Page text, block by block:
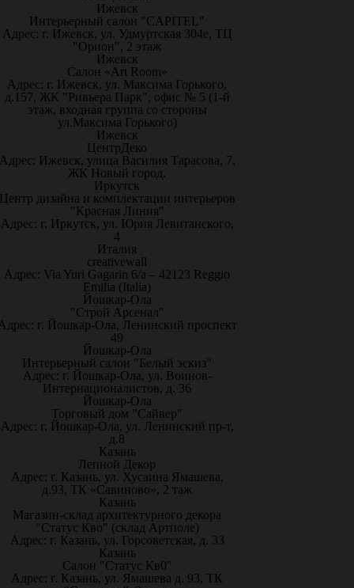
Ижевск
Интерьерный салон "CAPITEL"
Адрес: г. Ижевск, ул. Удмуртская 304е, ТЦ
"Орион", 2 этаж
Ижевск
Салон «Art Room»
Адрес: г. Ижевск, ул. Максима Горького,
д.157, ЖК "Ривьера Парк", офис № 5 (1-й
этаж, входная группа со стороны
ул.Максима Горького)
Ижевск
ЦентрДеко
Ижевск, улица Василия Тарасова, 7,
ЖК Новый город.
Иркутск
дизайна и комплектации интерьеров
"Красная Линия"
Адрес: г. Иркутск, ул. Юрия Левитанского,
4
Италия
creativewall
Адрес: Via Yuri Gagarin 6/a – 42123 Reggio
Emilia (Italia)
Йошкар-Ола
"Строй Арсенал"
г. Йошкар-Ола, Ленинский проспект
49
Йошкар-Ола
Интерьерный салон "Белый эскиз"
Адрес: г. Йошкар-Ола, ул. Воинов-
Интернационалистов, д. 36
Йошкар-Ола
Торговый дом "Сайвер"
Адрес: г. Йошкар-Ола, ул. Ленинский пр-т,
д.8
Казань
Лепной Декор
Адрес: г. Казань, ул. Хусаина Ямашева,
д.93, ТК «Савиново», 2 таж
Казань
Магазин-склад архитектурного декора
"Статус Кво" (склад Артполе)
Адрес: г. Казань, ул. Горсоветская, д. 33
Казань
Салон "Статус Кв0"
Адрес: г. Казань, ул. Ямашева д. 93, ТК